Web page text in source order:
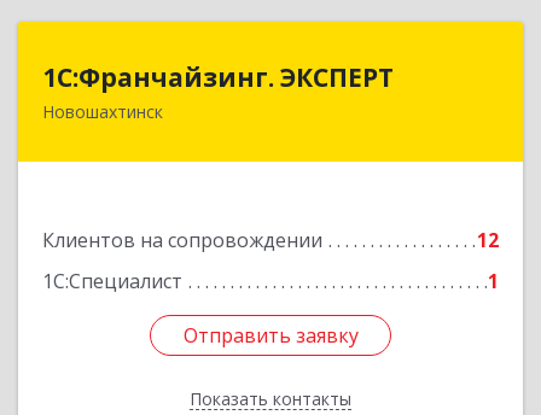
1С:Франчайзинг. ЭКСПЕРТ
Новошахтинск
Клиентов на сопровождении
12
1С:Специалист
1
Отправить заявку
Показать контакты
1С:Франчайзинг. ЭКСПЕРТ
346901, Ростовская обл, Новошахтинск г,
Отправить заявку
Назад